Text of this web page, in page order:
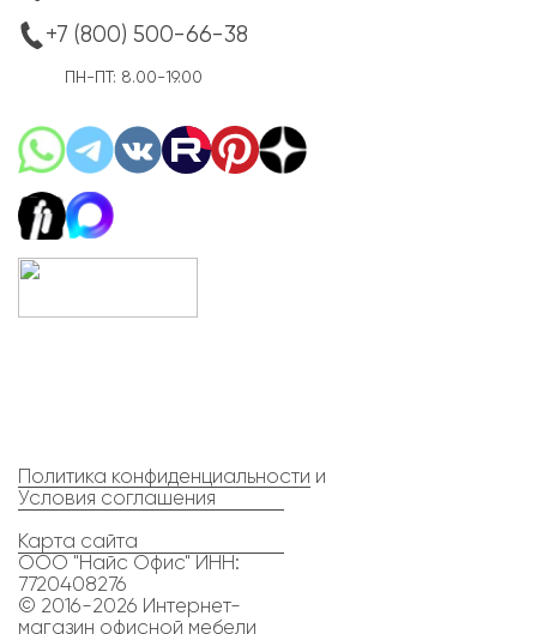
+7 (800) 500-66-38
ПН-ПТ: 8.00-19.00
Политика конфиденциальности и
Условия соглашения
Карта сайта
ООО "Найс Офис" ИНН:
7720408276
© 2016-2026 Интернет-
магазин офисной мебели